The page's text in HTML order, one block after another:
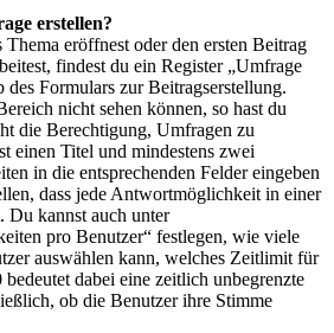
erstellen?
Thema eröffnest oder den ersten Beitrag
findest du ein Register „Umfrage
des Formulars zur Beitragserstellung.
nicht sehen können, so hast du
die Berechtigung, Umfragen zu
einen Titel und mindestens zwei
in die entsprechenden Felder eingeben
dass jede Antwortmöglichkeit in einer
Du kannst auch unter
pro Benutzer“ festlegen, wie viele
auswählen kann, welches Zeitlimit für
dabei eine zeitlich unbegrenzte
ob die Benutzer ihre Stimme